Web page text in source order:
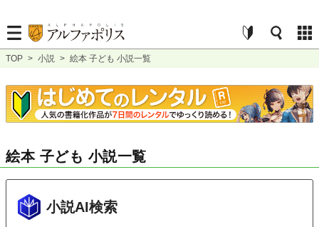
TOP > 小説 > 絵本 子ども 小説一覧
絵本 子ども 小説一覧
小説AI検索